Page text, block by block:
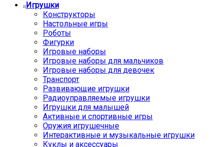
Игрушки
Конструкторы
Настольные игры
Роботы
Фигурки
Игровые наборы
Игровые наборы для мальчиков
Игровые наборы для девочек
Транспорт
Развивающие игрушки
Радиоуправляемые игрушки
Игрушки для малышей
Активные и спортивные игры
Оружия игрушечные
Интерактивные и музыкальные игрушки
Куклы и аксессуары